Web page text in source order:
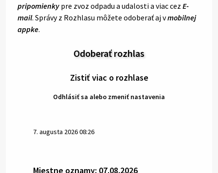
pripomienky pre zvoz odpadu a udalosti a viac cez E-
mail. Správy z Rozhlasu môžete odoberať aj vmobilnej
appke.
Odoberať rozhlas
Zistiť viac o rozhlase
Odhlásiť sa alebo zmeniť nastavenia
7. augusta 2026 08:26
Miestne oznamy: 07.08.2026